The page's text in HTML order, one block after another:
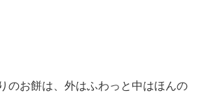
のお餅は、外はふわっと中はほんの